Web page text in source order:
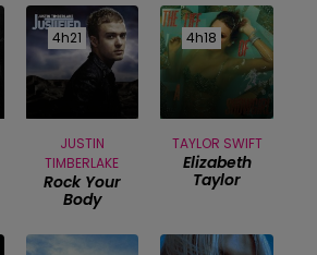
4h21
4h21
JUSTIN
TIMBERLAKE
Rock Your
Body
4h18
4h18
TAYLOR SWIFT
Elizabeth
Taylor